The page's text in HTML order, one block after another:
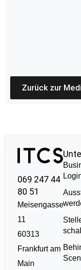
Zurück zur
069 247 44
80 51
Meisengasse
11
60313
Frankfurt am
Main